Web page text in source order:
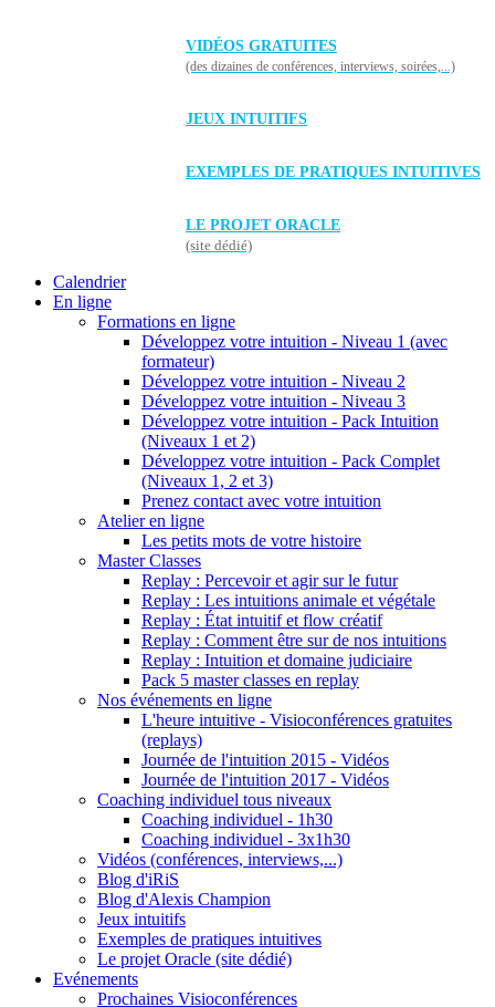
VIDÉOS GRATUITES
(des dizaines de conférences, interviews, soirées,...)
JEUX INTUITIFS
EXEMPLES DE PRATIQUES INTUITIVES
LE PROJET ORACLE
(site dédié)
Calendrier
En ligne
Formations en ligne
Développez votre intuition - Niveau 1 (avec
formateur)
Développez votre intuition - Niveau 2
Développez votre intuition - Niveau 3
Développez votre intuition - Pack Intuition
(Niveaux 1 et 2)
Développez votre intuition - Pack Complet
(Niveaux 1, 2 et 3)
Prenez contact avec votre intuition
Atelier en ligne
Les petits mots de votre histoire
Master Classes
Replay : Percevoir et agir sur le futur
Replay : Les intuitions animale et végétale
Replay : État intuitif et flow créatif
Replay : Comment être sur de nos intuitions
Replay : Intuition et domaine judiciaire
Pack 5 master classes en replay
Nos événements en ligne
L'heure intuitive - Visioconférences gratuites
(replays)
Journée de l'intuition 2015 - Vidéos
Journée de l'intuition 2017 - Vidéos
Coaching individuel tous niveaux
Coaching individuel - 1h30
Coaching individuel - 3x1h30
Vidéos (conférences, interviews,...)
Blog d'iRiS
Blog d'Alexis Champion
Jeux intuitifs
Exemples de pratiques intuitives
Le projet Oracle (site dédié)
Evénements
Prochaines Visioconférences